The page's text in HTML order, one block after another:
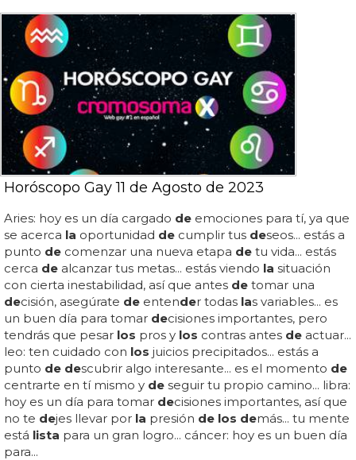
Horóscopo Gay 11 de Agosto de 2023
Aries: hoy es un día cargado de emociones para tí, ya que
se acerca la oportunidad de cumplir tus deseos... estás a
punto de comenzar una nueva etapa de tu vida... estás
cerca de alcanzar tus metas... estás viendo la situación
con cierta inestabilidad, así que antes de tomar una
decisión, asegúrate de entender todas las variables... es
un buen día para tomar decisiones importantes, pero
tendrás que pesar los pros y los contras antes de actuar...
leo: ten cuidado con los juicios precipitados... estás a
punto de descubrir algo interesante... es el momento de
centrarte en tí mismo y de seguir tu propio camino... libra:
hoy es un día para tomar decisiones importantes, así que
no te dejes llevar por la presión de los demás... tu mente
está lista para un gran logro... cáncer: hoy es un buen día
para...